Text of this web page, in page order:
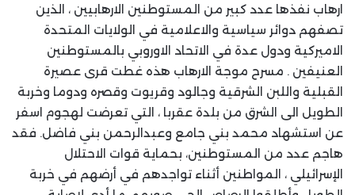
ارهاب نفذها عدد كبير من المستوطنين الارهابيين ، الذين
تصفهم دوائر سياسية والاعلامية في الولايات المتحدة
الاميركية ودول عدة في الاتحاد الاوروبي بالمستوطنين
العنيفين . مسرح موجة الارهاب هذه غطت قرى عصيرة
القبلية واللبن الشرقية وجالود وقريوت وقصره ودوما وخربة
الطويل الى الشرق من بلدة عقربا ، التي تعرضت لهجوم اسفر
عن استشهاد محمد بني جامع وعبدالرحمن بني فاضل. فقد
هاجم عدد من المستوطنين، بحماية قوات الاحتلال
الإسرائيلي ، المواطنين أثناء تواجدهم في أرضهم في خربة